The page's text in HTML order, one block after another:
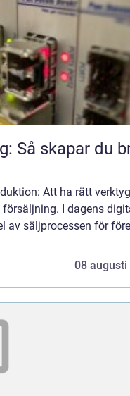
Så skapar du
Att ha rätt
I dagens
av säljprocessen för
08 augusti